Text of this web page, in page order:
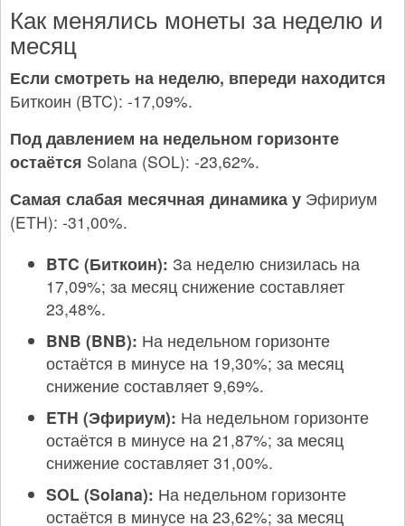
Как менялись монеты за неделю и
месяц
Если смотреть на неделю, впереди находится
Биткоин (BTC): -17,09%.
Под давлением на недельном горизонте
остаётся Solana (SOL): -23,62%.
Самая слабая месячная динамика у Эфириум
(ETH): -31,00%.
BTC (Биткоин): За неделю снизилась на
17,09%; за месяц снижение составляет
23,48%.
BNB (BNB): На недельном горизонте
остаётся в минусе на 19,30%; за месяц
снижение составляет 9,69%.
ETH (Эфириум): На недельном горизонте
остаётся в минусе на 21,87%; за месяц
снижение составляет 31,00%.
SOL (Solana): На недельном горизонте
остаётся в минусе на 23,62%; за месяц